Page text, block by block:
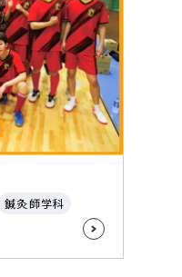
鍼灸師学科